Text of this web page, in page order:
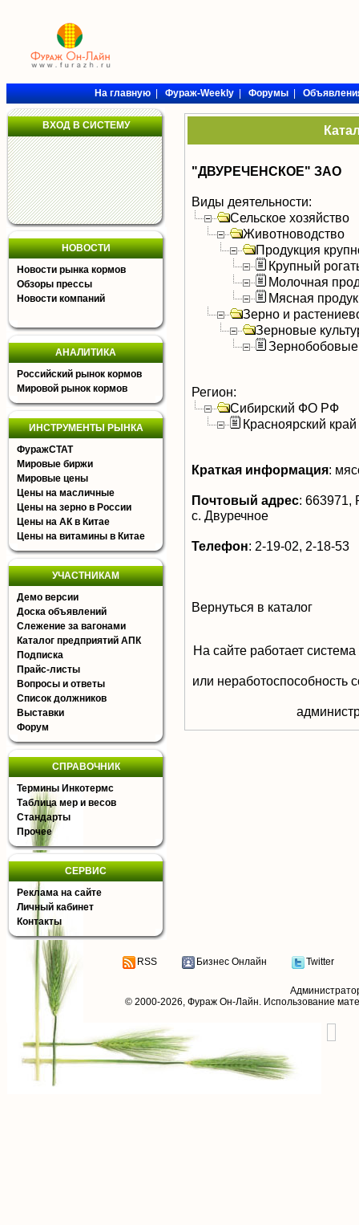
На главную|Фураж-Weekly|Форумы|
ВХОД В СИСТЕМУ
НОВОСТИ
Новости рынка кормов
Обзоры прессы
Новости компаний
АНАЛИТИКА
Российский рынок кормов
Мировой рынок кормов
ИНСТРУМЕНТЫ РЫНКА
ФуражСТАТ
Мировые биржи
Мировые цены
Цены на масличные
Цены на зерно в России
Цены на АК в Китае
Цены на витамины в Китае
УЧАСТНИКАМ
Демо версии
Доска объявлений
Слежение за вагонами
Каталог предприятий АПК
Подписка
Прайс-листы
Вопросы и ответы
Список должников
Выставки
Форум
СПРАВОЧНИК
Термины Инкотермс
Таблица мер и весов
Стандарты
Прочее
СЕРВИС
Реклама на сайте
Личный кабинет
Контакты
"ДВУРЕЧЕНСКОЕ" ЗАО
Виды деятельности:
Сельское хозяйство
Животноводство
Продукция
Крупный
Молочная
Мясная
Зерно и
Зерновые
Зернобобовые
Регион:
Сибирский ФО РФ
Красноярский край
Краткая информация:
Почтовый адрес: 663971,
с. Двуречное
Телефон: 2-19-02, 2-18-53
Вернуться в каталог
На сайте работает
или неработоспособность
RSS Бизнес Онлайн Twitter
© 2000-2026, Фураж Он-Лайн. Использование